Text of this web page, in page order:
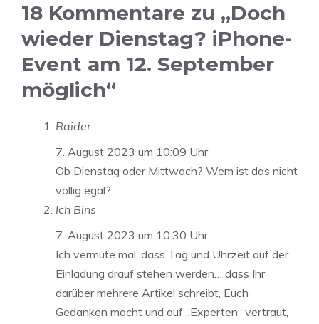
18 Kommentare zu „Doch
wieder Dienstag? iPhone-
Event am 12. September
möglich“
Raider
7. August 2023 um 10:09 Uhr
Ob Dienstag oder Mittwoch? Wem ist das nicht
völlig egal?
Ich Bins
7. August 2023 um 10:30 Uhr
Ich vermute mal, dass Tag und Uhrzeit auf der
Einladung drauf stehen werden… dass Ihr
darüber mehrere Artikel schreibt, Euch
Gedanken macht und auf „Experten“ vertraut,